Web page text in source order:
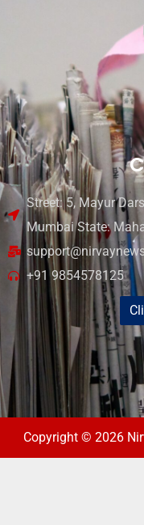
Street: 5, Mayur
Mumbai State:
+91 9854578125
Copyright © 2026